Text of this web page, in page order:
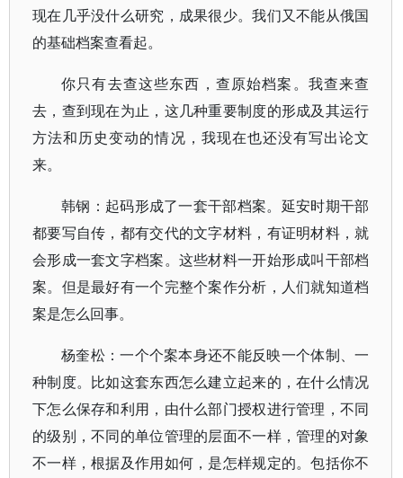
现在几乎没什么研究，成果很少。我们又不能从俄国
的基础档案查看起。
你只有去查这些东西，查原始档案。我查来查
去，查到现在为止，这几种重要制度的形成及其运行
方法和历史变动的情况，我现在也还没有写出论文
来。
韩钢：起码形成了一套干部档案。延安时期干部
都要写自传，都有交代的文字材料，有证明材料，就
会形成一套文字档案。这些材料一开始形成叫干部档
案。但是最好有一个完整个案作分析，人们就知道档
案是怎么回事。
杨奎松：一个个案本身还不能反映一个体制、一
种制度。比如这套东西怎么建立起来的，在什么情况
下怎么保存和利用，由什么部门授权进行管理，不同
的级别，不同的单位管理的层面不一样，管理的对象
不一样，根据及作用如何，是怎样规定的。包括你不